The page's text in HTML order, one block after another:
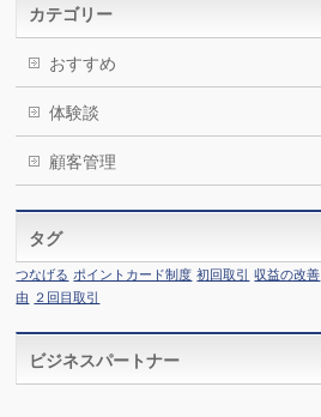
カテゴリー
おすすめ
体験談
顧客管理
タグ
つなげる ポイントカード制度 初回取引 収益の改善
由
２回目取引
ビジネスパートナー